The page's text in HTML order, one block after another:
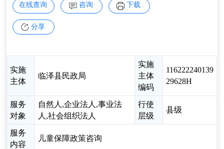
在线查询 咨询 下载
分享
实施
主体
临泽县民政局
实施
主体
编码
116222240139
29628H
服务
对象
自然人,企业法人,事业法
人,社会组织法人
行使
层级
县级
服务
内容
儿童保障政策咨询